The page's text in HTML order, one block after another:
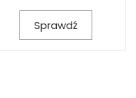
Sprawdź